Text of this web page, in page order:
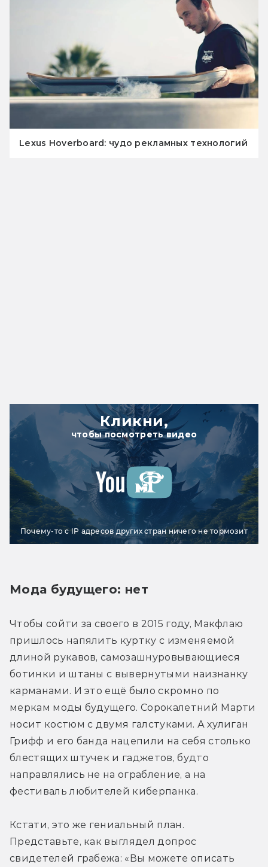
Lexus Hoverboard: чудо рекламных технологий
Кликни,
чтобы посмотреть видео
Почему-то с IP адресов других стран ничего не тормозит
Мода будущего: нет
Чтобы сойти за своего в 2015 году, Макфлаю
пришлось напялить куртку с изменяемой
длиной рукавов, самозашнуровывающиеся
ботинки и штаны с вывернутыми наизнанку
карманами. И это ещё было скромно по
меркам моды будущего. Сорокалетний Марти
носит костюм с двумя галстуками. А хулиган
Грифф и его банда нацепили на себя столько
блестящих штучек и гаджетов, будто
направлялись не на ограбление, а на
фестиваль любителей киберпанка.
Кстати, это же гениальный план.
Представьте, как выглядел допрос
свидетелей грабежа: «Вы можете описать